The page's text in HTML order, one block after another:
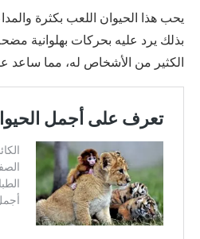
يحب هذا الحيوان اللعب بكثرة
بذلك يرد عليه بحركات بهلوانية
الكثير من الأشخاص له، مما ساعد